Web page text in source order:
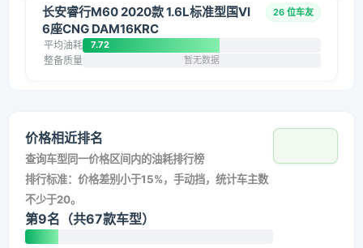
长安睿行M60 2020款 1.6L标准型国VI
6座CNG DAM16KRC
26 位车友
平均油耗 7.72
整备质量 暂无数据
价格相近排名
查询车型同一价格区间内的油耗排行榜
排行标准：价格差别小于15%，手动挡，统计车主数
不少于20。
第9名（共67款车型）